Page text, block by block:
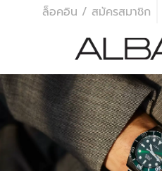
ล็อคอิน / สมัครสมาชิก